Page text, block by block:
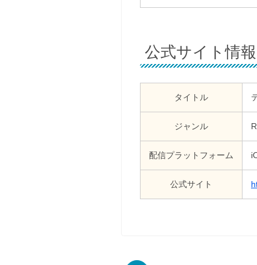
公式サイト情報
タイトル
ジャンル
配信プラットフォーム
公式サイト